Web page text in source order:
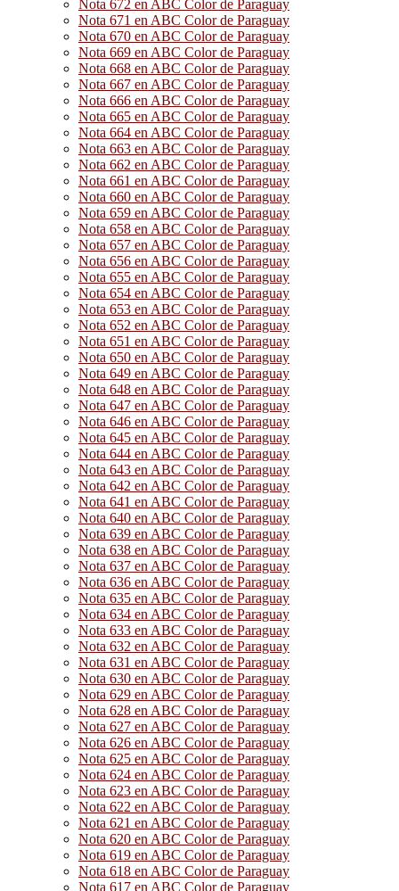
Nota 672 en ABC Color de Paraguay
Nota 671 en ABC Color de Paraguay
Nota 670 en ABC Color de Paraguay
Nota 669 en ABC Color de Paraguay
Nota 668 en ABC Color de Paraguay
Nota 667 en ABC Color de Paraguay
Nota 666 en ABC Color de Paraguay
Nota 665 en ABC Color de Paraguay
Nota 664 en ABC Color de Paraguay
Nota 663 en ABC Color de Paraguay
Nota 662 en ABC Color de Paraguay
Nota 661 en ABC Color de Paraguay
Nota 660 en ABC Color de Paraguay
Nota 659 en ABC Color de Paraguay
Nota 658 en ABC Color de Paraguay
Nota 657 en ABC Color de Paraguay
Nota 656 en ABC Color de Paraguay
Nota 655 en ABC Color de Paraguay
Nota 654 en ABC Color de Paraguay
Nota 653 en ABC Color de Paraguay
Nota 652 en ABC Color de Paraguay
Nota 651 en ABC Color de Paraguay
Nota 650 en ABC Color de Paraguay
Nota 649 en ABC Color de Paraguay
Nota 648 en ABC Color de Paraguay
Nota 647 en ABC Color de Paraguay
Nota 646 en ABC Color de Paraguay
Nota 645 en ABC Color de Paraguay
Nota 644 en ABC Color de Paraguay
Nota 643 en ABC Color de Paraguay
Nota 642 en ABC Color de Paraguay
Nota 641 en ABC Color de Paraguay
Nota 640 en ABC Color de Paraguay
Nota 639 en ABC Color de Paraguay
Nota 638 en ABC Color de Paraguay
Nota 637 en ABC Color de Paraguay
Nota 636 en ABC Color de Paraguay
Nota 635 en ABC Color de Paraguay
Nota 634 en ABC Color de Paraguay
Nota 633 en ABC Color de Paraguay
Nota 632 en ABC Color de Paraguay
Nota 631 en ABC Color de Paraguay
Nota 630 en ABC Color de Paraguay
Nota 629 en ABC Color de Paraguay
Nota 628 en ABC Color de Paraguay
Nota 627 en ABC Color de Paraguay
Nota 626 en ABC Color de Paraguay
Nota 625 en ABC Color de Paraguay
Nota 624 en ABC Color de Paraguay
Nota 623 en ABC Color de Paraguay
Nota 622 en ABC Color de Paraguay
Nota 621 en ABC Color de Paraguay
Nota 620 en ABC Color de Paraguay
Nota 619 en ABC Color de Paraguay
Nota 618 en ABC Color de Paraguay
Nota 617 en ABC Color de Paraguay